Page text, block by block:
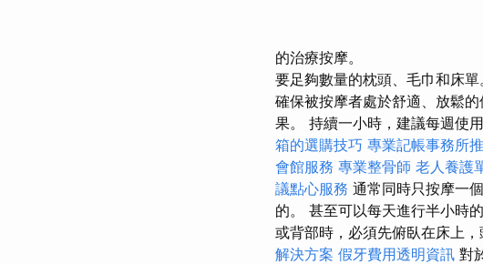
的治療按摩。
要足夠數量的枕頭、毛巾和床
確保被按摩者處於舒適、放鬆
果。 持續一小時，建議每週使
箱的選購技巧 專業記帳事務所
會館服務 專業整骨師 老人養護
議點心服務 通常同時只按摩一
的。 甚至可以每天進行半小時
或背部時，必須先俯臥在床上
解決方案 假牙費用透明資訊 對